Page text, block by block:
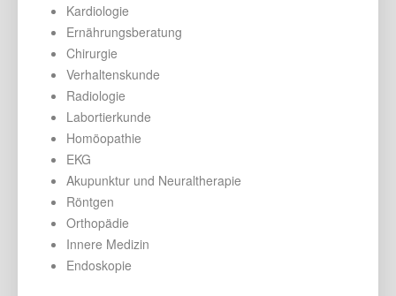
Kardiologie
Ernährungsberatung
Chirurgie
Verhaltenskunde
Radiologie
Labortierkunde
Homöopathie
EKG
Akupunktur und Neuraltherapie
Röntgen
Orthopädie
Innere Medizin
Endoskopie